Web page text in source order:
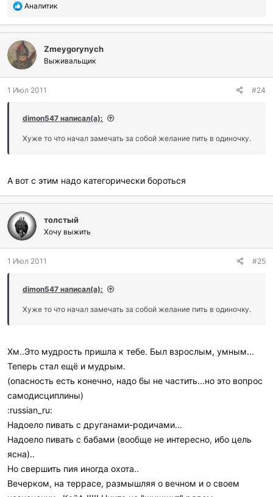
П
б
л
а
г
о
а
и
и
Аналитик
Zmeygorynych
Выживальщик
1 Июл 2011 #24
dimon547 написал(а):
Хуже то что начал замечать за собой желание пить в одиночку.
А вот с этим надо категорически бороться
толстый
Хочу выжить
1 Июл 2011 #25
dimon547 написал(а):
Хуже то что начал замечать за собой желание пить в одиночку.
Хм..Это мудрость пришла к тебе. Был взрослым, умным...
Теперь стал ещё и мудрым.
(опасность есть конечно, надо бы не частить...но это вопрос
самодисциплины)
:russian_ru:
Надоело пивать с друганами-родичами...
Надоело пивать с бабами (вообще не интересно, ибо цель
ясна)..
Но свершить пия иногда охота..
Вечерком, на террасе, размышляя о вечном и о своем